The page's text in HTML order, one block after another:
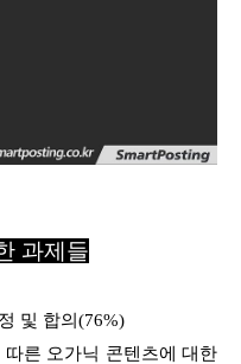
과제들
및 합의(76%)
른 오가닉 콘텐츠에 대한